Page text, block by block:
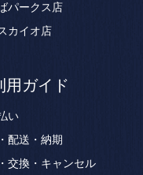
パークス店
カイオ店
用ガイド
い
配送・納期
交換・キャンセル